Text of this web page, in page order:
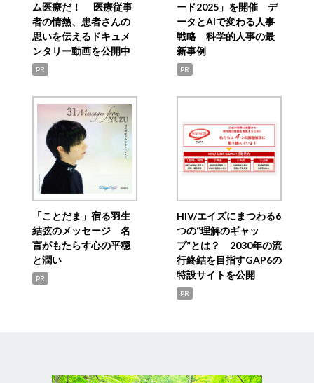
ム医療だ！ 医療従事
者の情熱、患者さんの
思いを伝えるドキュメ
ンタリー動画を公開中
PR
ード2025」を開催 デ
ータとAIで変わる人事
戦略 科学的人事の最
新事例
PR
「ことだま」宿る羽生
結弦のメッセージ 名
言がもたらす心の平穏
と潤い
PR
HIV/エイズにまつわる6
つの“理解のギャッ
プ”とは？ 2030年の流
行終結を目指すGAP6の
特設サイトを公開
PR